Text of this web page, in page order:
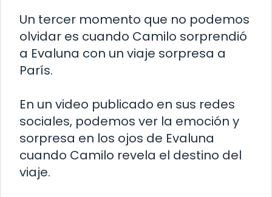
Un tercer momento que no podemos
olvidar es cuando Camilo sorprendió
a Evaluna con un viaje sorpresa a
París.
En un video publicado en sus redes
sociales, podemos ver la emoción y
sorpresa en los ojos de Evaluna
cuando Camilo revela el destino del
viaje.